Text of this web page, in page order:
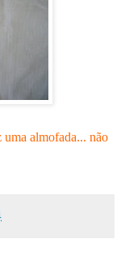
almofada... não